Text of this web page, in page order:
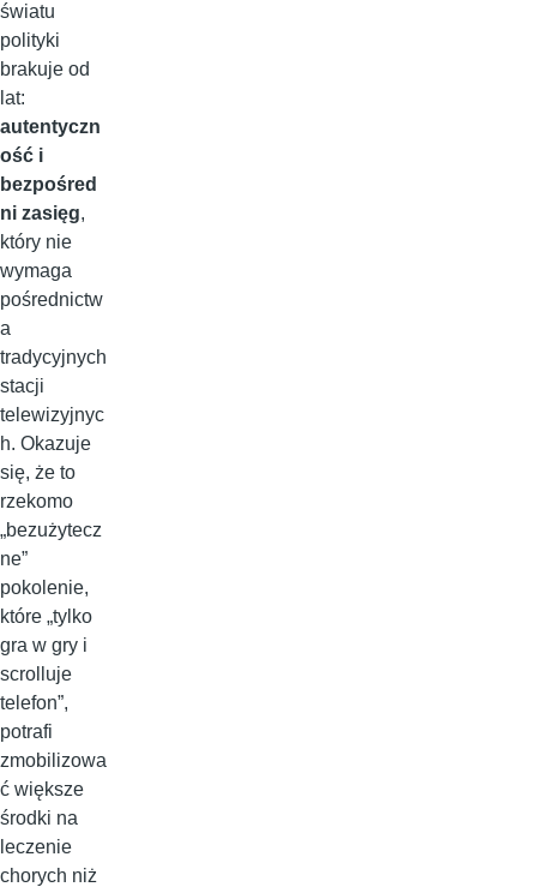
światu
polityki
brakuje od
lat:
autentyczn
ość i
bezpośred
ni zasięg,
który nie
wymaga
pośrednictw
a
tradycyjnych
stacji
telewizyjnyc
h. Okazuje
się, że to
rzekomo
„bezużytecz
ne”
pokolenie,
które „tylko
gra w gry i
scrolluje
telefon”,
potrafi
zmobilizowa
ć większe
środki na
leczenie
chorych niż